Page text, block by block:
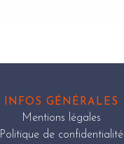
INFOS GÉNÉRALES
Mentions légales
Politique de confidentialité